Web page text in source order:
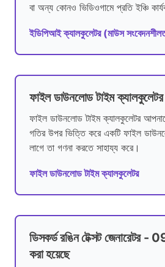
বা অন্য কোনও ভিডিওগামে প্রতি ইঞ্চি
ইডিপিআই ক্যালকুলেটর (মাউস
ফাইল ডাউনলোড টাইম ক্যালকুলেটর
ফাইল ডাউনলোড টাইম ক্যালকুলেটর
গতির উপর ভিত্তি করে একটি ফাইল
লাগে তা গণনা করতে সাহায্য করে।
ফাইল ডাউনলোড টাইম ক্যালকুলেটর
ডিসকর্ড রঙিন টেক্সট
করা হয়েছে